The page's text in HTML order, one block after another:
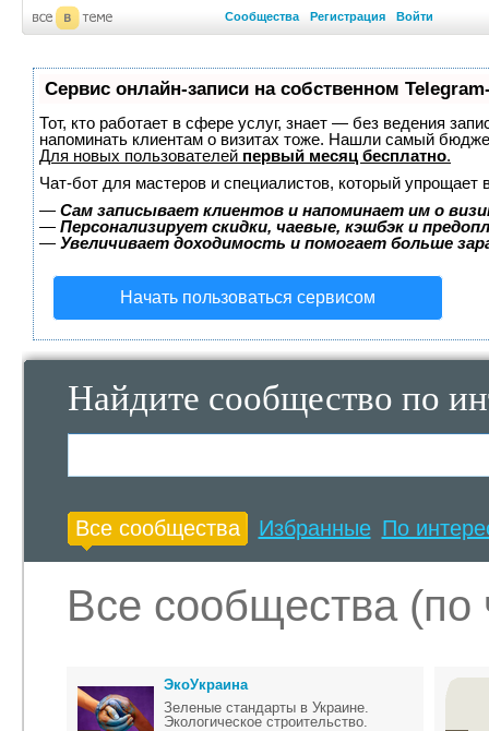
Сообщества Регистрация Войти
Сервис онлайн-записи на собственном
Тот, кто работает в сфере услуг, знает — без ведения
напоминать клиентам о визитах тоже. Нашли самый
Для новых пользователей первый месяц бесплатно.
Чат-бот для мастеров и специалистов, который упрощает
— Сам записывает клиентов и напоминает им о
— Персонализирует скидки, чаевые, кэшбэк и
— Увеличивает доходимость и помогает больше
Начать пользоваться сервисом
Найдите сообщество по
Все сообщества Избранные По
Все сообщества (по
ЭкоУкраина
Зеленые стандарты в Украине.
Экологическое строительство.